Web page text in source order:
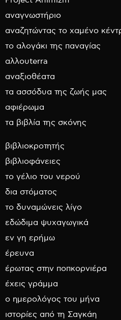
αναγνωστήριο
αναζητώντας το χαμένο
το αλογάκι της παναγίας
αλλουterra
αναξιοθέατα
τα ασσόδυα της ζωής μας
αφιέρωμα
τα βιβλία της σκόνης
βιβλιοκροτητής
βιβλιοφάνειες
το γέλιο του νερού
δια στόματος
το δυναμώνεις λίγο
εδώδιμα ψυχαγωγικά
εν γη ερήμω
έρευνα
έρωτας στην ποπκορνιέρα
έχεις γράμμα
ο ημερολόγος του μήνα
ιστορίες από τη Σαγκάη